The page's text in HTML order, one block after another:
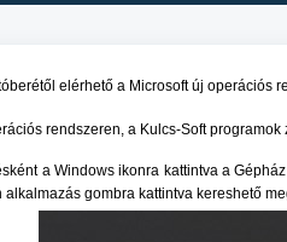
elérhető a Microsoft új operációs
rendszeren, a Kulcs-Soft
a Windows ikonra kattintva a
alkalmazás gombra kattintva kereshető